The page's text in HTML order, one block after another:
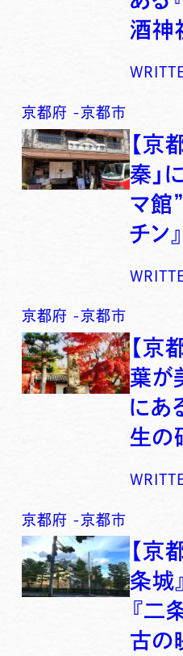
酒神
京都府 -京都市
【京
秦」
マ館
チン』
京都府 -京都市
【京
葉が
にあ
生の
京都府 -京都市
【京
条城
『二
古の